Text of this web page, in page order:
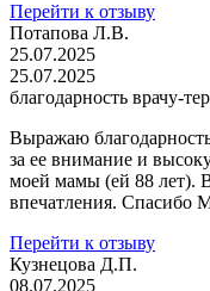
Перейти к отзыву
Потапова Л.В.
25.07.2025
25.07.2025
благодарность врачу-
Выражаю
за ее внимание и
моей мамы (ей 88 лет).
впечатления. Спасибо
Перейти к отзыву
Кузнецова Д.П.
08.07.2025